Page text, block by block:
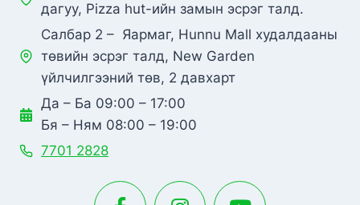
дагуу, Pizza hut-ийн замын эсрэг талд.
Салбар 2 – Яармаг, Hunnu Mall худалдааны
төвийн эсрэг талд, New Garden
үйлчилгээний төв, 2 давхарт
Да – Ба 09:00 – 17:00
Бя – Ням 08:00 – 19:00
7701 2828